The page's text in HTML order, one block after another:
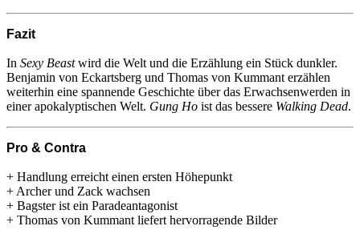
Fazit
In Sexy Beastwird die Welt und die Erzählung ein Stück dunkler.
Benjamin von Eckartsberg und Thomas von Kummant erzählen
weiterhin eine spannende Geschichte über das Erwachsenwerden in
einer apokalyptischen Welt. Gung Ho ist das bessere Walking Dead.
Pro & Contra
+ Handlung erreicht einen ersten Höhepunkt
+ Archer und Zack wachsen
+ Bagster ist ein Paradeantagonist
+ Thomas von Kummant liefert hervorragende Bilder